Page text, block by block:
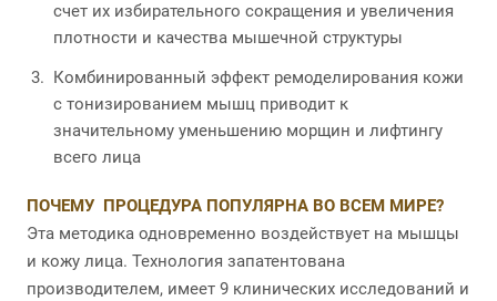
счет их избирательного сокращения и увеличения
плотности и качества мышечной структуры
Комбинированный эффект ремоделирования кожи
с тонизированием мышц приводит к
значительному уменьшению морщин и лифтингу
всего лица
ПОЧЕМУ ПРОЦЕДУРА ПОПУЛЯРНА ВО ВСЕМ МИРЕ?
Эта методика одновременно воздействует на мышцы
и кожу лица. Технология запатентована
производителем, имеет 9 клинических исследований и